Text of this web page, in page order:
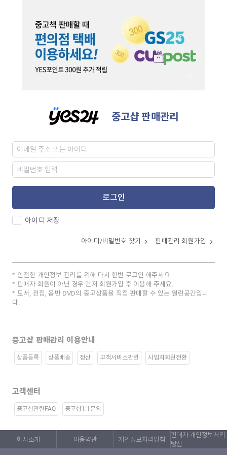
중고샵 판매관리
로그인
아이디 저장
아이디/비밀번호 찾기 판매관리 회원가입
안전한 개인정보 관리를 위해 다시 한번 로그인 해주세요.
판매자 회원이 아닌 경우 먼저 회원가입 후 이용해 주세요.
도서, 전집, 음반 DVD의 중고상품을 직접 판매할 수 있는 열린공간입니
다.
중고샵 판매관리 이용안내
상품등록 상품배송 정산 고객서비스관련 사업자회원전환
고객센터
중고샵관련FAQ 중고샵1:1문의
회사소개 이용약관 개인정보처리방침
판매자 개인정보처리
방침